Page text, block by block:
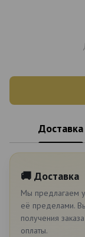
Доставка
🚚 Доставка
Мы предлагаем
её пределами.
получения
оплаты.